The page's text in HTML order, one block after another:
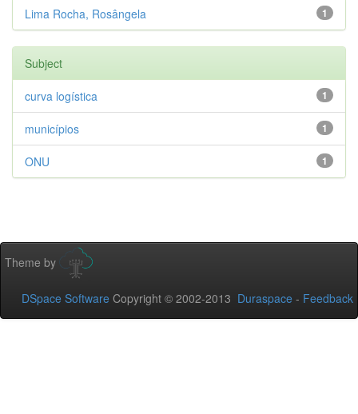
1
Lima Rocha, Rosângela
Subject
1
curva logística
1
municípios
1
ONU
Theme by
DSpace Software Copyright © 2002-2013 Duraspace - Feedback